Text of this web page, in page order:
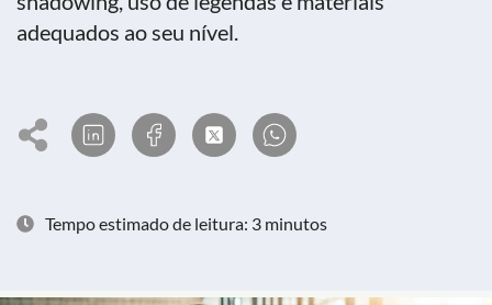
adequados ao seu nível.
Tempo estimado de leitura: 3 minutos